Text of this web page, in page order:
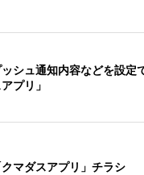
ッシュ通知内容などを設定
プリ」
クマダスアプリ」チラシ